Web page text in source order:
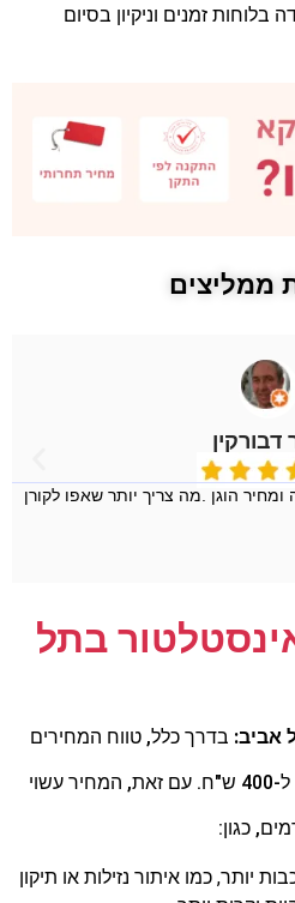
בלוחות זמנים וניקיון בסיום
ממליצים
דבורקין
הוגן .מה צריך יותר שאפו לקורן
בתל
אביב: בדרך כלל, טווח המחירים
עם זאת, המחיר עשוי
כגון:
יותר, כמו איתור נזילות או תיקון